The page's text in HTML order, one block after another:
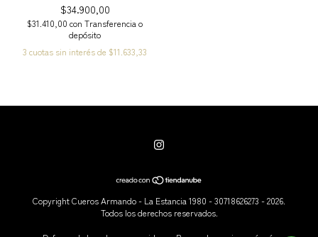
$34.900,00
$31.410,00 con Transferencia o
depósito
3 cuotas sin interés de $11.633,33
Copyright Cueros Armando - La Estancia 1980 - 30718626273 - 2026.
Todos los derechos reservados.